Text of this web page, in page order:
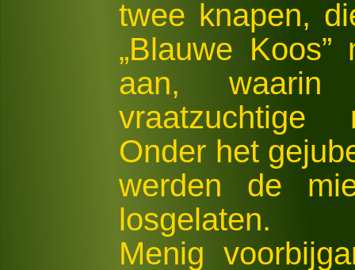
twee knapen,
„Blauwe
aan, waarin
vraatzuchtige
Onder het
werden de
losgelaten.
Menig